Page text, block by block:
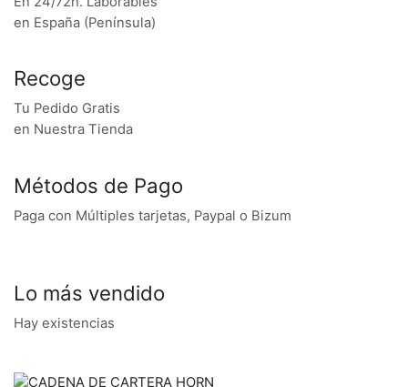
en España (Península)
Recoge
Tu Pedido Gratis
en Nuestra Tienda
Métodos de Pago
Paga con Múltiples tarjetas, Paypal o Bizum
Lo más vendido
Hay existencias